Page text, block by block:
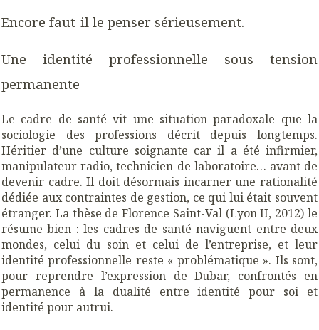
Encore faut-il le penser sérieusement.
Une identité professionnelle sous tension
permanente
Le cadre de santé vit une situation paradoxale que la
sociologie des professions décrit depuis longtemps.
Héritier d’une culture soignante car il a été infirmier,
manipulateur radio, technicien de laboratoire… avant de
devenir cadre. Il doit désormais incarner une rationalité
dédiée aux contraintes de gestion, ce qui lui était souvent
étranger. La thèse de Florence Saint-Val (Lyon II, 2012) le
résume bien : les cadres de santé naviguent entre deux
mondes, celui du soin et celui de l’entreprise, et leur
identité professionnelle reste « problématique ». Ils sont,
pour reprendre l’expression de Dubar, confrontés en
permanence à la dualité entre identité pour soi et
identité pour autrui.